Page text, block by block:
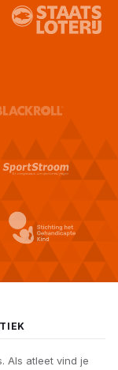
Als atleet vind je